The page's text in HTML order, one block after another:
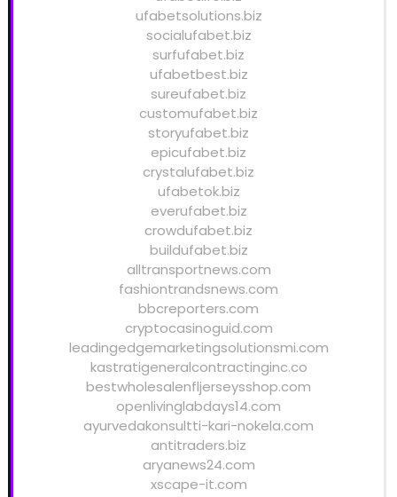
ufabetsolutions.biz
socialufabet.biz
surfufabet.biz
ufabetbest.biz
sureufabet.biz
customufabet.biz
storyufabet.biz
epicufabet.biz
crystalufabet.biz
ufabetok.biz
everufabet.biz
crowdufabet.biz
buildufabet.biz
alltransportnews.com
fashiontrandsnews.com
bbcreporters.com
cryptocasinoguid.com
leadingedgemarketingsolutionsmi.com
kastratigeneralcontractinginc.co
bestwholesalenfljerseysshop.com
openlivinglabdays14.com
ayurvedakonsultti-kari-nokela.com
antitraders.biz
aryanews24.com
xscape-it.com